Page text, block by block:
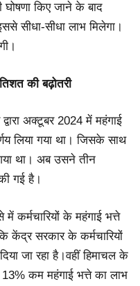
घोषणा किए जाने के बाद
सीधा-सीधा लाभ मिलेगा।
की बढ़ोतरी
अक्टूबर 2024 में महंगाई
लिया गया था। जिसके साथ
था। अब उसने तीन
गई है।
कर्मचारियों के महंगाई भत्ते
केंद्र सरकार के कर्मचारियों
जा रहा है।वहीं हिमाचल के
13% कम महंगाई भत्ते का लाभ